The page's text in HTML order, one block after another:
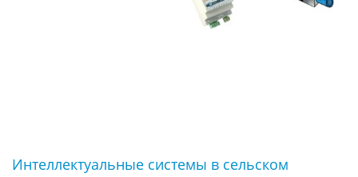
Интеллектуальные системы в сельском